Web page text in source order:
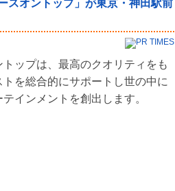
スオントップ」が東京・神田駅前
ップは、最高のクオリティをも
トを総合的にサポートし世の中に
テインメントを創出します。